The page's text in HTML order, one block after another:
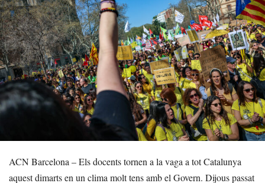
ACN Barcelona – Els docents tornen a la vaga a tot Catalunya
aquest dimarts en un clima molt tens amb el Govern. Dijous passat